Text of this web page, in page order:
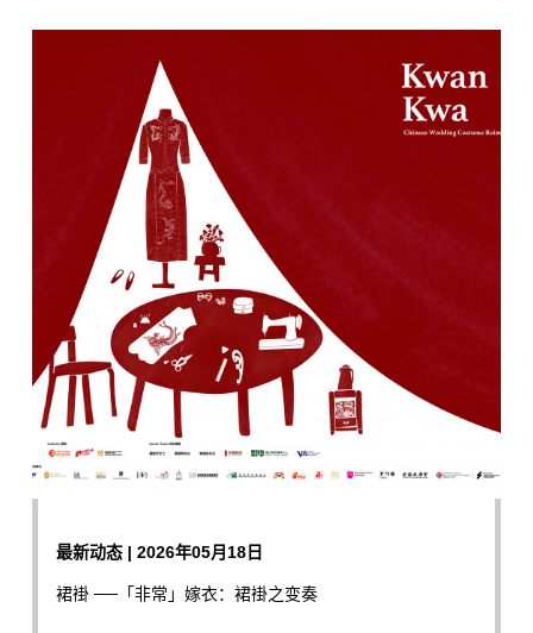
最新动态 | 2026年05月18日
裙褂 ──「非常」嫁衣：裙褂之变奏